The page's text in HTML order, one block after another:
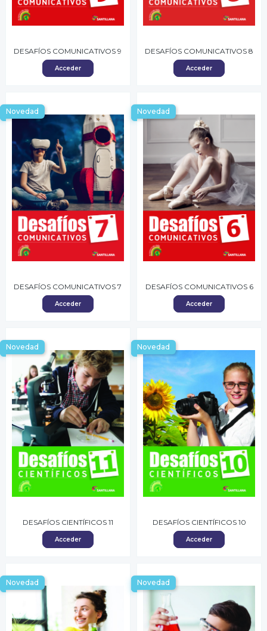
DESAFÍOS COMUNICATIVOS 9
Acceder
DESAFÍOS COMUNICATIVOS 8
Acceder
Novedad
DESAFÍOS COMUNICATIVOS 7
Acceder
Novedad
DESAFÍOS COMUNICATIVOS 6
Acceder
Novedad
DESAFÍOS CIENTÍFICOS 11
Acceder
Novedad
DESAFÍOS CIENTÍFICOS 10
Acceder
Novedad Novedad